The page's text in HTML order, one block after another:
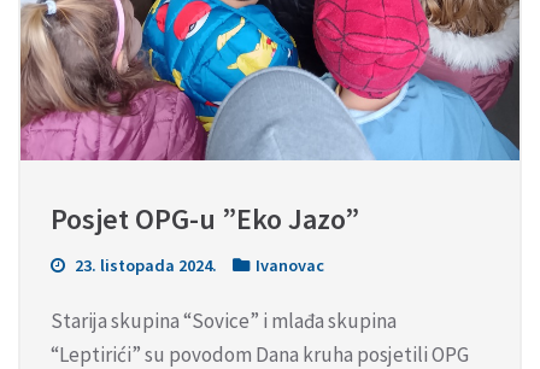
Posjet OPG-u ”Eko Jazo”
23. listopada 2024. Ivanovac
Starija skupina “Sovice” i mlađa skupina
“Leptirići” su povodom Dana kruha posjetili OPG